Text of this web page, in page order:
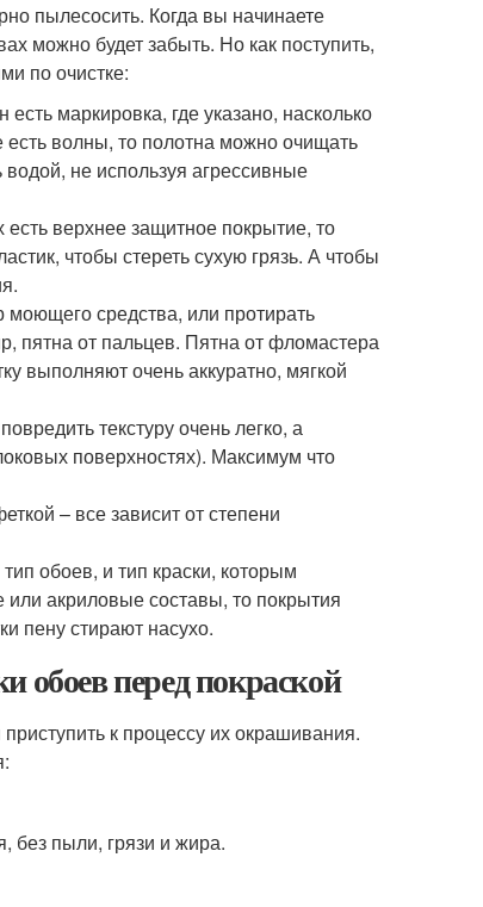
пылесосить. Когда вы начинаете
можно будет забыть. Но как поступить,
по очистке:
маркировка, где указано, насколько
волны, то полотна можно очищать
не используя агрессивные
верхнее защитное покрытие, то
чтобы стереть сухую грязь. А чтобы
средства, или протирать
пятна от пальцев. Пятна от фломастера
выполняют очень аккуратно, мягкой
текстуру очень легко, а
поверхностях). Максимум что
– все зависит от степени
обоев, и тип краски, которым
акриловые составы, то покрытия
пену стирают насухо.
обоев перед покраской
к процессу их окрашивания.
без пыли, грязи и жира.